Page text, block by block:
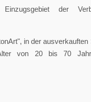
der
in der
von 20 bis 70